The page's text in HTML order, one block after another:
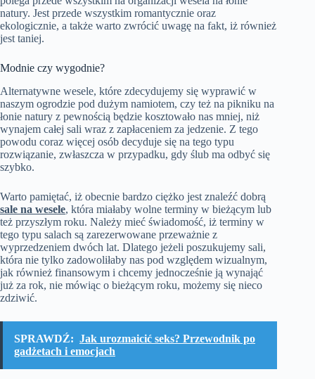
natury. Jest przede wszystkim romantycznie oraz
ekologicznie, a także warto zwrócić uwagę na fakt, iż również
jest taniej.
Modnie czy wygodnie?
Alternatywne wesele, które zdecydujemy się wyprawić w
naszym ogrodzie pod dużym namiotem, czy też na pikniku na
łonie natury z pewnością będzie kosztowało nas mniej, niż
wynajem całej sali wraz z zapłaceniem za jedzenie. Z tego
powodu coraz więcej osób decyduje się na tego typu
rozwiązanie, zwłaszcza w przypadku, gdy ślub ma odbyć się
szybko.
Warto pamiętać, iż obecnie bardzo ciężko jest znaleźć dobrą
sale na wesele, która miałaby wolne terminy w bieżącym lub
też przyszłym roku. Należy mieć świadomość, iż terminy w
tego typu salach są zarezerwowane przeważnie z
wyprzedzeniem dwóch lat. Dlatego jeżeli poszukujemy sali,
która nie tylko zadowoliłaby nas pod względem wizualnym,
jak również finansowym i chcemy jednocześnie ją wynająć
już za rok, nie mówiąc o bieżącym roku, możemy się nieco
zdziwić.
SPRAWDŹ: Jak urozmaicić seks? Przewodnik po
gadżetach i emocjach